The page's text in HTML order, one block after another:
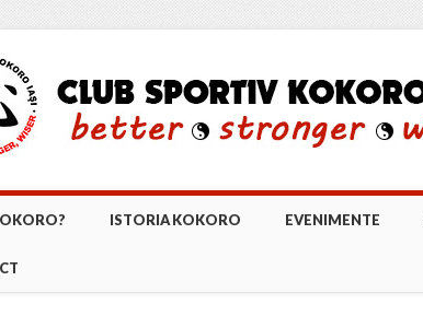
menuISTORIA KOKORO EVENIMENTE